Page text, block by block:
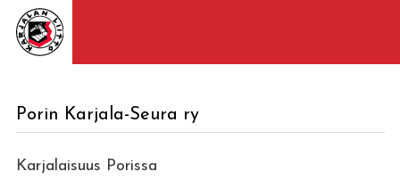
Porin Karjala-Seura ry
Karjalaisuus Porissa